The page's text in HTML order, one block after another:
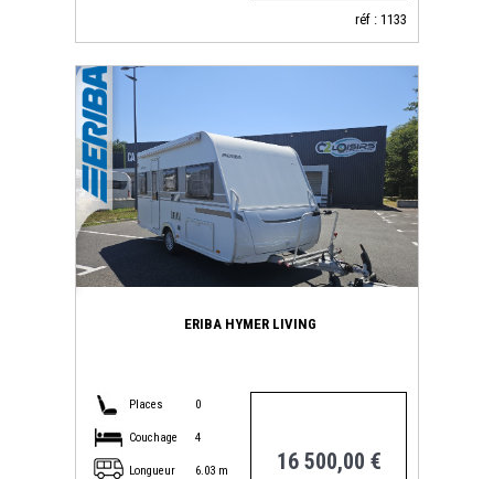
réf : 1133
ERIBA HYMER LIVING
Places 0
Couchage 4
Longueur 6.03 m 16 500,00 €